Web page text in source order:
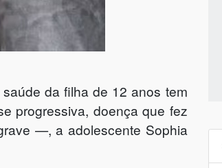
da filha de 12 anos tem
progressiva, doença que fez
—, a adolescente Sophia